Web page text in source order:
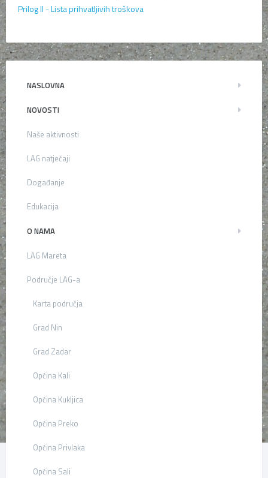
Prilog II - Lista prihvatljivih troškova
NASLOVNA
NOVOSTI
Naše aktivnosti
LAG natječaji
Događanje
Edukacija
O NAMA
LAG Mareta
Područje LAG-a
Karta područja
Grad Nin
Grad Zadar
Općina Kali
Općina Kukljica
Općina Preko
Općina Privlaka
Općina Sali